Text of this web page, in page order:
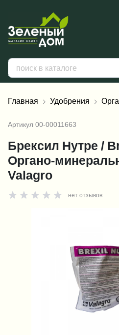
Главная Удобрения
Артикул 00-00011663
Брексил Нутре /
Органо-
Valagro
нет отзывов